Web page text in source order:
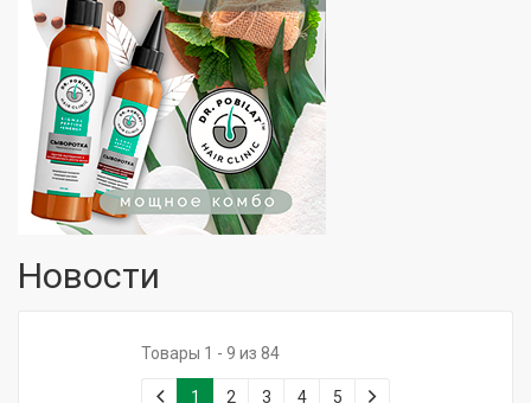
Новости
Товары 1 - 9 из 84
1 2 3 4 5